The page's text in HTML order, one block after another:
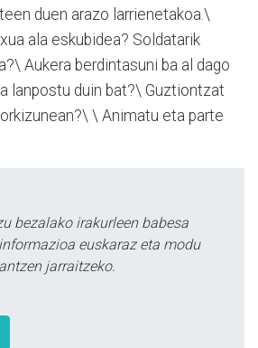
duen arazo larrienetakoa.\
ala eskubidea? Soldatarik
Aukera berdintasuni ba al dago
lanpostu duin bat?\ Guztiontzat
\ Animatu eta parte
bezalako irakurleen babesa
euskaraz eta modu
jarraitzeko.